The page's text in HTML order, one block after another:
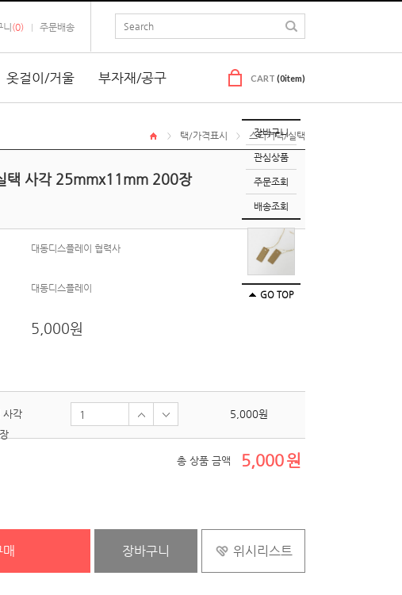
장바구니
관심상품
주문조회
배송조회
GO TOP
니(0) 주문배송
옷걸이/거울 부자재/공구 CART (0item)
> 택/가격표시 > 스티커택/실택
택 사각 25mmx11mm 200장
대동디스플레이 협력사
대동디스플레이
5,000원
사각
5,000원
총 상품 금액 5,000원
장바구니 위시리스트